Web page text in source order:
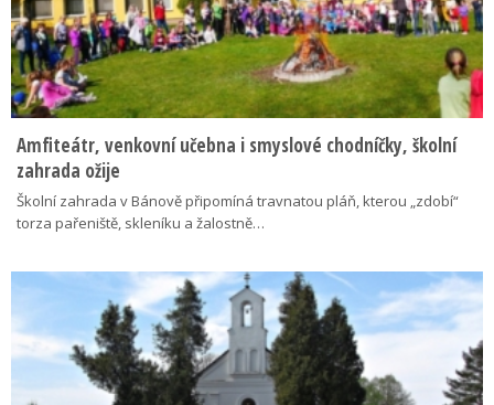
Amfiteátr, venkovní učebna i smyslové chodníčky, školní
zahrada ožije
Školní zahrada v Bánově připomíná travnatou pláň, kterou „zdobí“
torza pařeniště, skleníku a žalostně…